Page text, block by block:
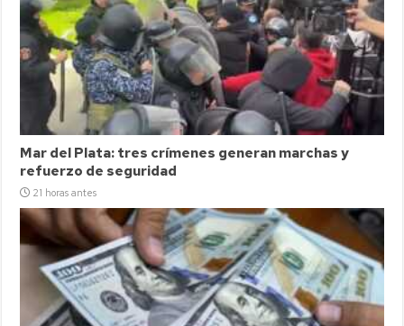
Mar del Plata: tres crímenes generan marchas y
refuerzo de seguridad
21 horas antes